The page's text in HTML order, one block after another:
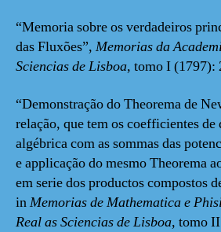
“Memoria sobre os verdadeiros
das Fluxões”, Memorias da
Sciencias de Lisboa, tomo I (1797):
“Demonstração do Theorema de
relação, que tem os coefficientes de
algébrica com as sommas das
e applicação do mesmo Theorema
em serie dos productos compostos
inMemorias de Mathematica e
Real as Sciencias de Lisboa, tomo